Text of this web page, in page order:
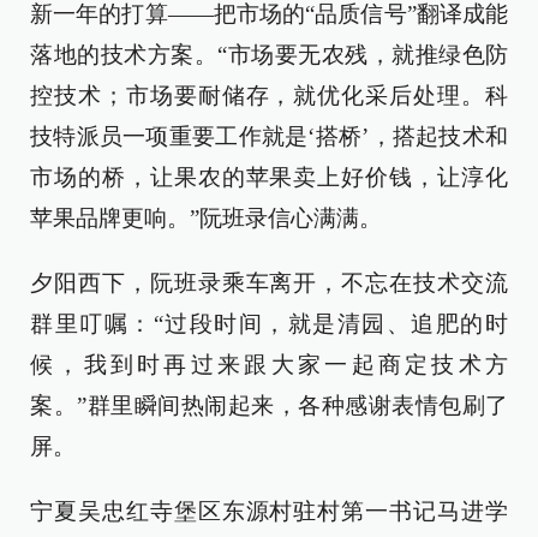
新一年的打算——把市场的“品质信号”翻译成能
落地的技术方案。“市场要无农残，就推绿色防
控技术；市场要耐储存，就优化采后处理。科
技特派员一项重要工作就是‘搭桥’，搭起技术和
市场的桥，让果农的苹果卖上好价钱，让淳化
苹果品牌更响。”阮班录信心满满。
夕阳西下，阮班录乘车离开，不忘在技术交流
群里叮嘱：“过段时间，就是清园、追肥的时
候，我到时再过来跟大家一起商定技术方
案。”群里瞬间热闹起来，各种感谢表情包刷了
屏。
宁夏吴忠红寺堡区东源村驻村第一书记马进学